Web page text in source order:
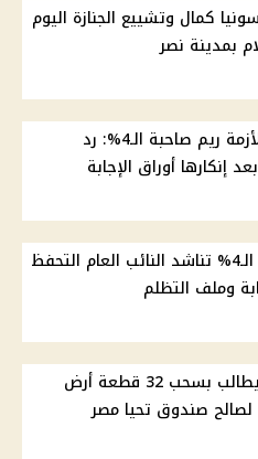
كمال وتشييع الجنازة اليوم
بمدينة نصر
القصة الكاملة لأزمة ريم صاحبة الـ4%: رد
إنكارها أوراق الإجابة
أسرة ريم طالبة الـ4% تناشد النائب العام التحفظ
وملف التظلم
توفيق عكاشة يطالب بسحب 32 قطعة أرض
لصالح صندوق تحيا مصر